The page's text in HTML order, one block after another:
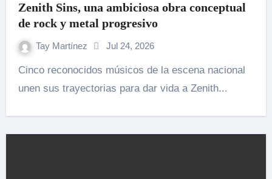
Zenith Sins, una ambiciosa obra conceptual
de rock y metal progresivo
Tay Martínez Jul 24, 2026
Cinco reconocidos músicos de la escena nacional
unen sus trayectorias para dar vida a Zenith...